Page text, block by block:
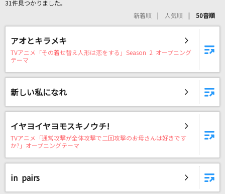
リアルタイムで歌われている曲の一覧
[生音]Tinder
アンと私
爆裂愛してる
ナツミ
FUNKY MONKEY BABYS
31件見つかりました。
新着順 人気順 50音順
アオとキラメキ
TVアニメ「その着せ替え人形は恋をする」Season 2 オープニング
テーマ
新しい私になれ
イヤヨイヤヨモスキノウチ!
TVアニメ「通常攻撃が全体攻撃で二回攻撃のお母さんは好きです
か?」オープニングテーマ
in pairs